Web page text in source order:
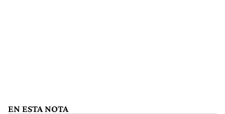
EN ESTA NOTA